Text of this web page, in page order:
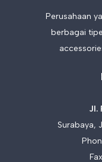
Perusahaan
berbagai
Jl.
Surabaya,